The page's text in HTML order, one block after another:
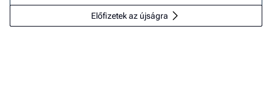
Előfizetek az újságra